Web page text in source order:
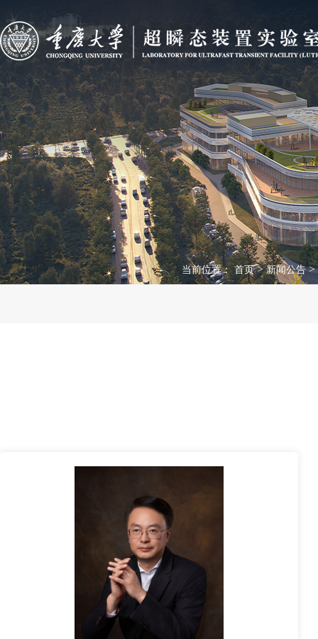
当前位置： 首页>新闻公告>